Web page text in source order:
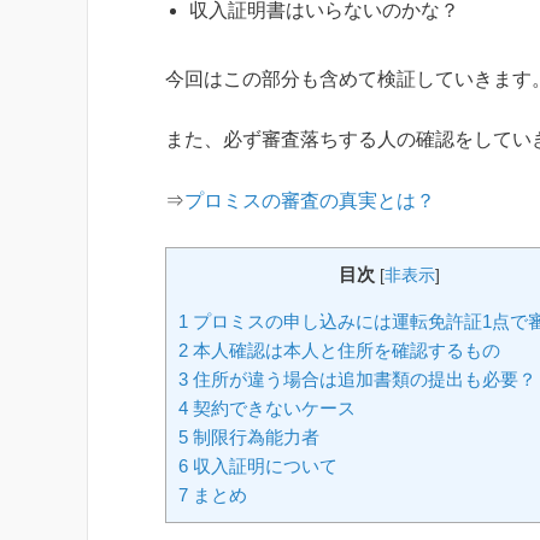
収入証明書はいらないのかな？
今回はこの部分も含めて検証していきます。
また、必ず審査落ちする人の確認をしてい
⇒プロミスの審査の真実とは？
目次 [非表示]
1 プロミスの申し込みには運転免許証1点で
2 本人確認は本人と住所を確認するもの
3 住所が違う場合は追加書類の提出も必要？
4 契約できないケース
5 制限行為能力者
6 収入証明について
7 まとめ